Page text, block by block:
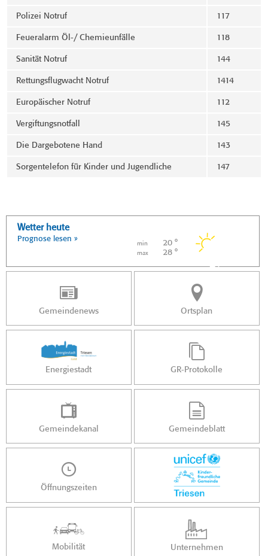
Polizei Notruf 117
Feueralarm Öl-/ Chemieunfälle 118
Sanität Notruf 144
Rettungsflugwacht Notruf 1414
Europäischer Notruf 112
Vergiftungsnotfall 145
Die Dargebotene Hand 143
Sorgentelefon für Kinder und Jugendliche 147
Wetter heute
Prognose lesen »
min 20 °
max 28 °
Gemeindenews Ortsplan
Energiestadt GR-Protokolle
Gemeindekanal Gemeindeblatt
Öffnungszeiten
Mobilität Unternehmen